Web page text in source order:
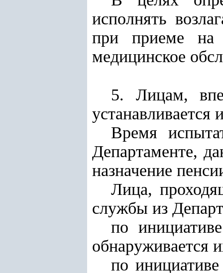
исполнять
при приеме на
медицинское
5.
Лицам,
устанавливается
Время
Департаменте,
назначение
Лица,
службы из
по
обнаруживается
по